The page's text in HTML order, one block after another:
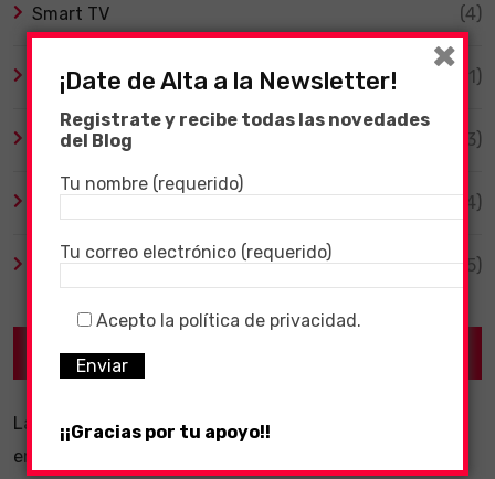
Smart TV (4)
Tecnología (1)
TV y Series (3)
Videojuegos (204)
Virales (55)
Recent Posts
La importancia de un software ERP dentro de una
empresa
¡Date de Alta a la Newsletter!
Registrate y recibe todas las novedades
del Blog
Tu nombre (requerido)
Tu correo electrónico (requerido)
Acepto la política de privacidad.
¡¡Gracias por tu apoyo!!
×